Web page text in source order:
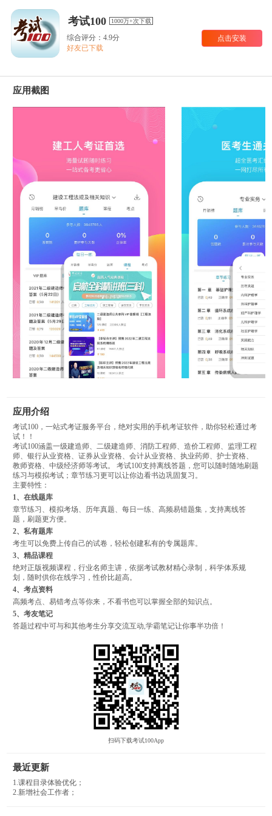
考试100 1000万+次下载
综合评分：4.9分
好友已下载
点击安装
应用截图
应用介绍
考试100，一站式考证服务平台，绝对实用的手机考证软件，助你轻松通过考
试！！
考试100涵盖一级建造师、二级建造师、消防工程师、造价工程师、监理工程
师、银行从业资格、证券从业资格、会计从业资格、执业药师、护士资格、
教师资格、中级经济师等考试。 考试100支持离线答题，您可以随时随地刷题
练习与模拟考试；章节练习更可以让你边看书边巩固复习。
主要特性：
1、在线题库
章节练习、模拟考场、历年真题、每日一练、高频易错题集，支持离线答
题，刷题更方便。
2、私有题库
考生可以免费上传自己的试卷，轻松创建私有的专属题库。
3、精品课程
绝对正版视频课程，行业名师主讲，依据考试教材精心录制，科学体系规
划，随时供你在线学习，性价比超高。
4、考点资料
高频考点、易错考点等你来，不看书也可以掌握全部的知识点。
5、考友笔记
答题过程中可与和其他考生分享交流互动,学霸笔记让你事半功倍！
扫码下载考试100App
最近更新
1.课程目录体验优化；
2.新增社会工作者；